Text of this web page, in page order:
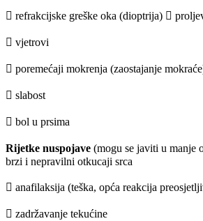
 refrakcijske greške oka (dioptrija) 
 vjetrovi
 poremećaji mokrenja (zaostajanje
 slabost
 bol u prsima
Rijetke nuspojave (mogu se javiti u manje
brzi i nepravilni otkucaji srca
 anafilaksija (teška, opća reakcija
 zadržavanje tekućine